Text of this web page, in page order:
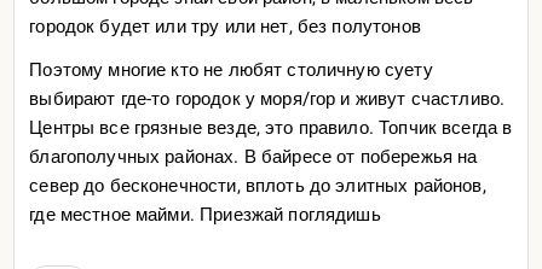
городок будет или тру или нет, без полутонов
Поэтому многие кто не любят столичную суету
выбирают где-то городок у моря/гор и живут счастливо.
Центры все грязные везде, это правило. Топчик всегда в
благополучных районах. В байресе от побережья на
север до бесконечности, вплоть до элитных районов,
где местное майми. Приезжай поглядишь